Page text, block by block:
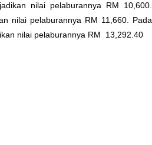
nilai pelaburannya RM 10,600.
nilai pelaburannya RM 11,660. Pada
nilai pelaburannya RM 13,292.40